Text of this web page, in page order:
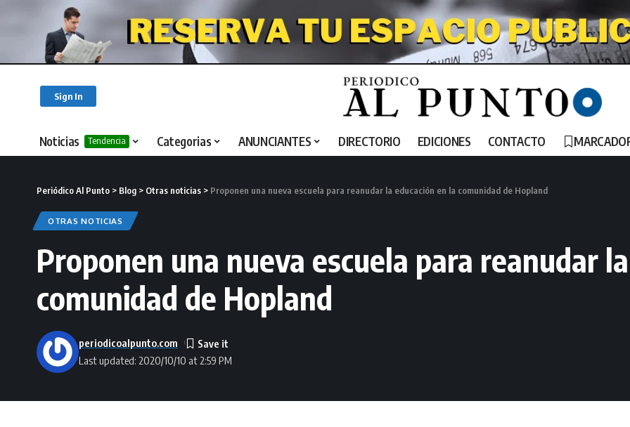
Sign In
Noticias Tendencia Categorias ANUNCIANTES DIRECTORIO EDICIONES CONTACTO
Periódico Al Punto > Blog > Otras noticias > Proponen una nueva escuela para reanudar la educación en la comunidad de Hopland
OTRAS NOTICIAS
Proponen una nueva escuela para reanudar
comunidad de Hopland
Last updated: 2020/10/10 at 2:59 PM
periodicoalpunto.com